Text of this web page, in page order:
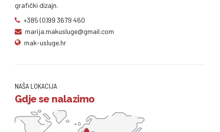
grafički dizajn.
+385 (0)99 3679 460
marija.makusluge@gmail.com
mak-usluge.hr
NAŠA LOKACIJA
Gdje se nalazimo